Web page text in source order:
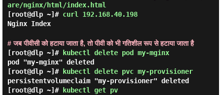
are/nginx/html/index.html
[root@dlp ~]# curl 192.168.40.198
Nginx Index
# जब पीवीसी को हटाया जाता है, तो पीवी को भी गतिशील रूप से हटाया जाता है
[root@dlp ~]#
kubectl delete pod my-mginx
pod "my-mginx" deleted
[root@dlp ~]#
kubectl delete pvc my-provisioner
persistentvolumeclaim "my-provisioner" deleted
[root@dlp ~]#
kubectl get pv